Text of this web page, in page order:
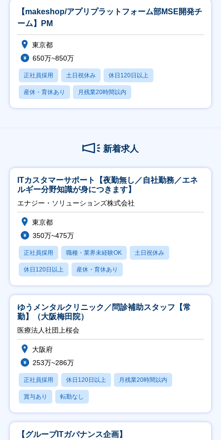
【makeshop/アプリプラットフォーム部MSE開発チ
ーム】PM
東京都
650万~850万
正社員採用 土日祝休み 休日120日以上
産休・育休あり 月残業20時間以内
新着求人
ITカスタマーサポート【夜勤無し／自社勤務／エネ
ルギー分野知識が身につきます】
エナジー・ソリューションズ株式会社
東京都
350万~475万
正社員採用 職種・業界未経験OK 土日祝休み
休日120日以上 産休・育休あり
ゆうメンタルクリニック／問診補助スタッフ【常
勤】（大阪梅田院）
医療法人社団上桜会
大阪府
253万~286万
正社員採用 休日120日以上 月残業20時間以内
賞与あり 転勤なし
【グループITガバナンス企画】